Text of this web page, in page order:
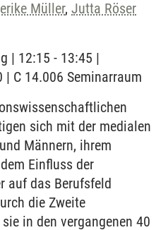
Müller, Jutta Röser
| 12:15 - 13:45 |
C 14.006 Seminarraum
sich mit der medialen
Männern, ihrem
Einfluss der
auf das Berufsfeld
die Zweite
in den vergangenen 40